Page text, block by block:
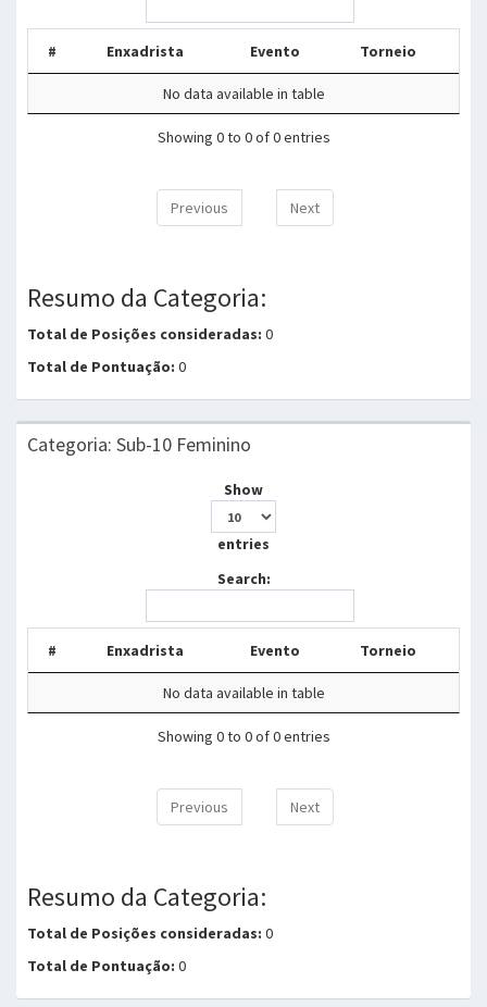
# Enxadrista Evento Torneio
No data available in table
Showing 0 to 0 of 0 entries
Previous Next
Resumo da Categoria:
Total de Posições consideradas: 0
Total de Pontuação: 0
Categoria: Sub-10 Feminino
Show
entries
Search:
# Enxadrista Evento Torneio
No data available in table
Showing 0 to 0 of 0 entries
Previous Next
Resumo da Categoria:
Total de Posições consideradas: 0
Total de Pontuação: 0